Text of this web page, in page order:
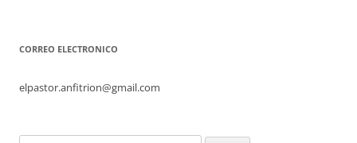
CORREO ELECTRONICO
elpastor.anfitrion@gmail.com